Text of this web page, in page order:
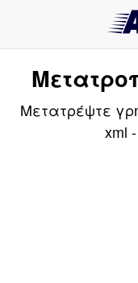
Μετατρέψτε
xml